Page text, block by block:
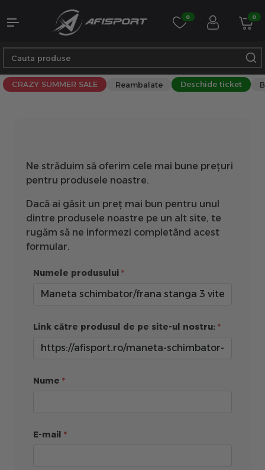
0 0
CRAZY SUMMER SALE Reambalate Deschide ticket
Ne străduim să oferim cele mai bune prețuri
pentru produsele noastre.
Dacă ai găsit un preț mai bun pentru unul
dintre produsele noastre pe un alt site, te
rugăm să ne informezi completând acest
formular.
Numele produsului
Link către produsul de pe site-ul nostru:
Nume
E-mail